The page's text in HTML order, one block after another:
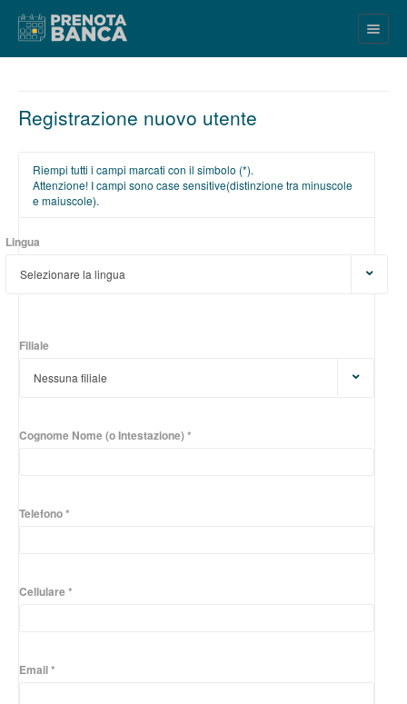
Registrazione nuovo utente
Riempi tutti i campi marcati con il simbolo (*).
Attenzione! I campi sono case sensitive(distinzione tra minuscole
e maiuscole).
Lingua
Selezionare la lingua
Filiale
Nessuna filiale
Cognome Nome (o Intestazione) *
Telefono *
Cellulare *
Email *